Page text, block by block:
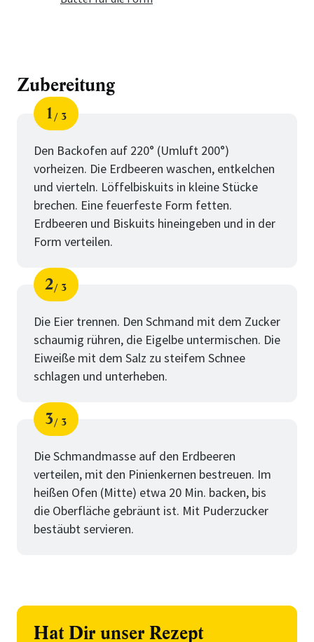
Zubereitung
Schritt
1
von
3
Den Backofen auf 220° (Umluft 200°)
vorheizen. Die Erdbeeren waschen, entkelchen
und vierteln. Löffelbiskuits in kleine Stücke
brechen. Eine feuerfeste Form fetten.
Erdbeeren und Biskuits hineingeben und in der
Form verteilen.
Schritt
2
von
3
Die Eier trennen. Den Schmand mit dem Zucker
schaumig rühren, die Eigelbe untermischen. Die
Eiweiße mit dem Salz zu steifem Schnee
schlagen und unterheben.
Schritt
3
von
3
Die Schmandmasse auf den Erdbeeren
verteilen, mit den Pinienkernen bestreuen. Im
heißen Ofen (Mitte) etwa 20 Min. backen, bis
die Oberfläche gebräunt ist. Mit Puderzucker
bestäubt servieren.
Hat Dir unser Rezept